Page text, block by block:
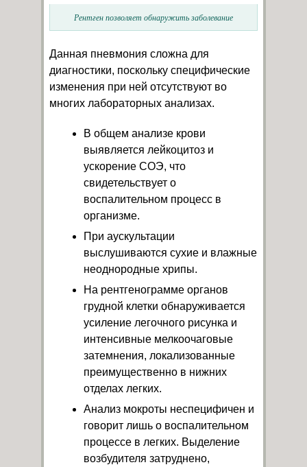
Рентген позволяет обнаружить заболевание
Данная пневмония сложна для
диагностики, поскольку специфические
изменения при ней отсутствуют во
многих лабораторных анализах.
В общем анализе крови
выявляется лейкоцитоз и
ускорение СОЭ, что
свидетельствует о
воспалительном процесс в
организме.
При аускультации
выслушиваются сухие и влажные
неоднородные хрипы.
На рентгенограмме органов
грудной клетки обнаруживается
усиление легочного рисунка и
интенсивные мелкоочаговые
затемнения, локализованные
преимущественно в нижних
отделах легких.
Анализ мокроты неспецифичен и
говорит лишь о воспалительном
процессе в легких. Выделение
возбудителя затруднено,